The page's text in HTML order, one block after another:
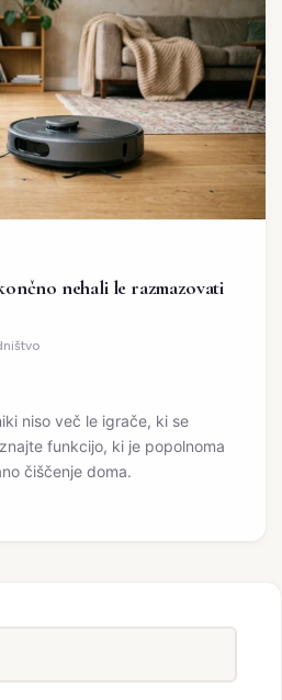
nehali le razmazovati
niso več le igrače, ki se
funkcijo, ki je popolnoma
čiščenje doma.